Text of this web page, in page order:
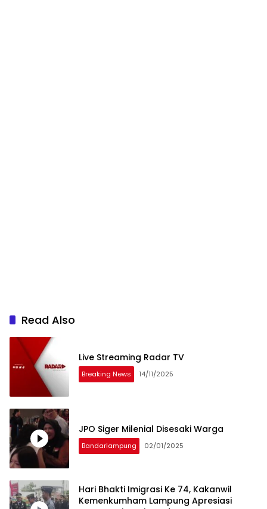
Read Also
Live Streaming Radar TV
Breaking News 14/11/2025
JPO Siger Milenial Disesaki Warga
Bandarlampung 02/01/2025
Hari Bhakti Imigrasi Ke 74, Kakanwil
Kemenkumham Lampung Apresiasi